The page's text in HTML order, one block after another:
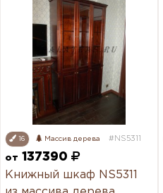
16 Массив дерева #NS5311
от 137390
Книжный шкаф NS5311